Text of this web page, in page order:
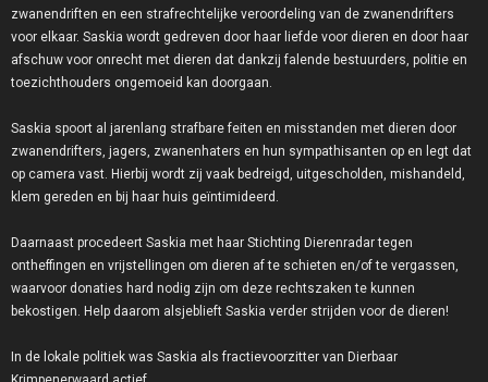
zwanendriften en een strafrechtelijke veroordeling van de zwanendrifters
voor elkaar. Saskia wordt gedreven door haar liefde voor dieren en door haar
afschuw voor onrecht met dieren dat dankzij falende bestuurders, politie en
toezichthouders ongemoeid kan doorgaan.
Saskia spoort al jarenlang strafbare feiten en misstanden met dieren door
zwanendrifters, jagers, zwanenhaters en hun sympathisanten op en legt dat
op camera vast. Hierbij wordt zij vaak bedreigd, uitgescholden, mishandeld,
klem gereden en bij haar huis geïntimideerd.
Daarnaast procedeert Saskia met haar Stichting Dierenradar tegen
ontheffingen en vrijstellingen om dieren af te schieten en/of te vergassen,
waarvoor donaties hard nodig zijn om deze rechtszaken te kunnen
bekostigen. Help daarom alsjeblieft Saskia verder strijden voor de dieren!
In de lokale politiek was Saskia als fractievoorzitter van Dierbaar